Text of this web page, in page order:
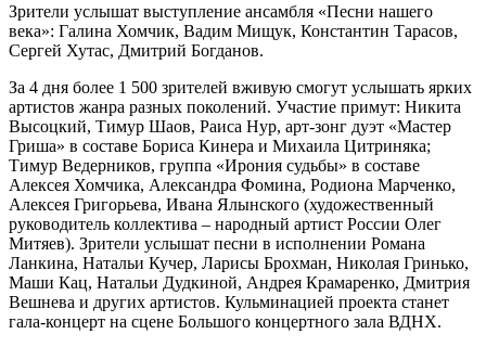
Зрители услышат выступление ансамбля «Песни нашего
века»: Галина Хомчик, Вадим Мищук, Константин Тарасов,
Сергей Хутас, Дмитрий Богданов.
За 4 дня более 1 500 зрителей вживую смогут услышать ярких
артистов жанра разных поколений. Участие примут: Никита
Высоцкий, Тимур Шаов, Раиса Нур, арт-зонг дуэт «Мастер
Гриша» в составе Бориса Кинера и Михаила Цитриняка;
Тимур Ведерников, группа «Ирония судьбы» в составе
Алексея Хомчика, Александра Фомина, Родиона Марченко,
Алексея Григорьева, Ивана Ялынского (художественный
руководитель коллектива – народный артист России Олег
Митяев). Зрители услышат песни в исполнении Романа
Ланкина, Натальи Кучер, Ларисы Брохман, Николая Гринько,
Маши Кац, Натальи Дудкиной, Андрея Крамаренко, Дмитрия
Вешнева и других артистов. Кульминацией проекта станет
гала-концерт на сцене Большого концертного зала ВДНХ.